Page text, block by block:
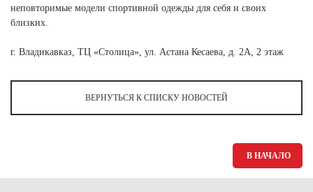
Хакасия (1)
Ханты-Мансийский автономный округ (3)
Челябинская область (2)
Ямало-Ненецкий автономный округ (1)
Ярославская область (1)
неповторимые модели спортивной одежды для себя и своих
близких.
г. Владикавказ, ТЦ «Столица», ул. Астана Кесаева, д. 2А, 2 этаж
ВЕРНУТЬСЯ К СПИСКУ НОВОСТЕЙ
В НАЧАЛО